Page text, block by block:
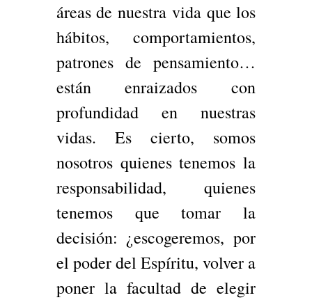
áreas de nuestra vida que los
hábitos, comportamientos,
patrones de pensamiento…
están enraizados con
profundidad en nuestras
vidas. Es cierto, somos
nosotros quienes tenemos la
responsabilidad, quienes
tenemos que tomar la
decisión: ¿escogeremos, por
el poder del Espíritu, volver a
poner la facultad de elegir